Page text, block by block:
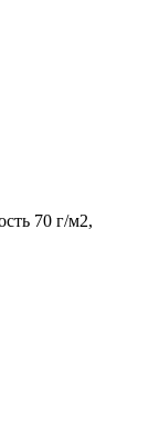
70 г/м2,